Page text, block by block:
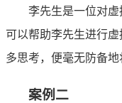
李先生是一位对
可以帮助李先生进行
多思考，便毫无防备
案例二